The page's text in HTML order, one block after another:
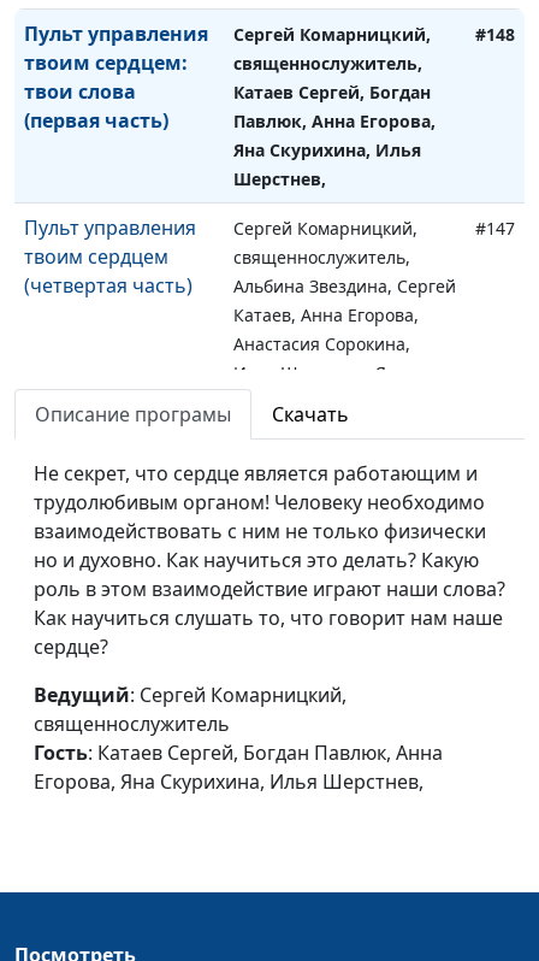
Пульт управления
твоим сердцем:
твои слова
(первая часть)
Сергей Комарницкий,
священнослужитель,
Катаев Сергей, Богдан
Павлюк, Анна Егорова,
Яна Скурихина, Илья
Шерстнев,
#148
Пульт управления
твоим сердцем
(четвертая часть)
Сергей Комарницкий,
священнослужитель,
Альбина Звездина, Сергей
Катаев, Анна Егорова,
Анастасия Сорокина,
Илья Шерстнев, Яна
#147
Пульт управления
твоим сердцем
(третья часть)
Сергей Комарницкий,
священнослужитель,
Альбина Звездина, Сергей
Катаев, Анна Егорова,
Анастасия Сорокина,
Илья Шерстнев, Арина
#146
Пульт управления
твоим сердцем
(вторая часть)
Сергей Комарницкий,
Альбина Звездина, Богдан
Павлюк, Анна Егорова,
Пульт управления
Описание програмы Скачать
Не секрет, что сердце является работающим и
трудолюбивым органом! Человеку необходимо
взаимодействовать с ним не только физически
но и духовно. Как научиться это делать? Какую
роль в этом взаимодействие играют наши слова?
Как научиться слушать то, что говорит нам наше
сердце?
Ведущий: Сергей Комарницкий,
священнослужитель
Гость: Катаев Сергей, Богдан Павлюк, Анна
Егорова, Яна Скурихина, Илья Шерстнев,
Посмотреть